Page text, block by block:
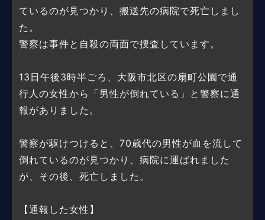
ているのが見つかり、搬送先の病院で死亡しまし
た。
警察は事件と自殺の両面で捜査しています。
13日午後3時半ごろ、大阪市北区の扇町公園で通
行人の女性から「男性が倒れている」と警察に通
報がありました。
警察が駆けつけると、70歳代の男性が血を流して
倒れているのが見つかり、病院に運ばれました
が、その後、死亡しました。
【通報した女性】